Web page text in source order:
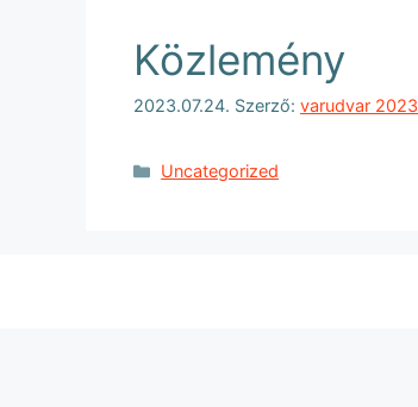
Közlemény
2023.07.24. Szerző: varudvar 2023
Kategória
Uncategorized